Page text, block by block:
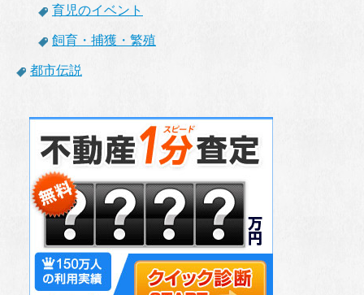
育児のイベント
飼育・捕獲・繁殖
都市伝説